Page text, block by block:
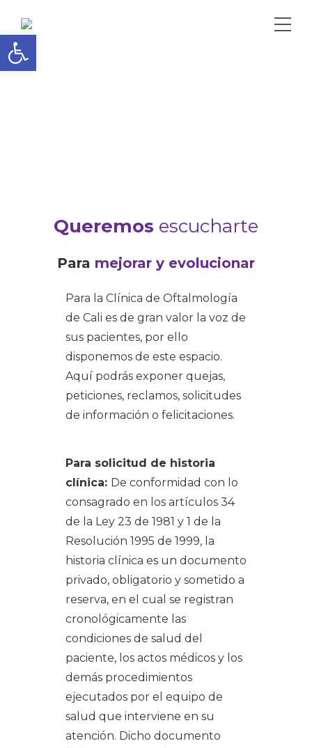
Queremos escucharte
Para mejorar y evolucionar
Para la Clínica de Oftalmología
de Cali es de gran valor la voz de
sus pacientes, por ello
disponemos de este espacio.
Aquí podrás exponer quejas,
peticiones, reclamos, solicitudes
de información o felicitaciones.
Para solicitud de historia
clínica: De conformidad con lo
consagrado en los artículos 34
de la Ley 23 de 1981 y 1 de la
Resolución 1995 de 1999, la
historia clínica es un documento
privado, obligatorio y sometido a
reserva, en el cual se registran
cronológicamente las
condiciones de salud del
paciente, los actos médicos y los
demás procedimientos
ejecutados por el equipo de
salud que interviene en su
atención. Dicho documento
Abrir barra de herramientas